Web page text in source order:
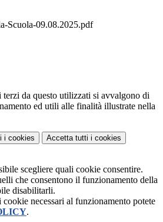
Scuola-09.08.2025.pdf
da questo utilizzati si avvalgono di
ed utili alle finalità illustrate nella
i cookies Accetta tutti i cookies
scegliere quali cookie consentire.
che consentono il funzionamento della
disabilitarli.
necessari al funzionamento potete
.